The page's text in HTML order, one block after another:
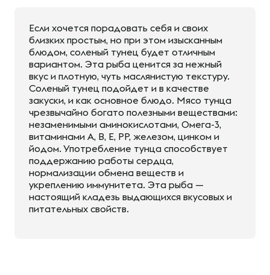
Если хочется порадовать себя и своих
близких простым, но при этом изысканным
блюдом, соленый тунец будет отличным
вариантом. Эта рыба ценится за нежный
вкус и плотную, чуть маслянистую текстуру.
Соленый тунец подойдет и в качестве
закуски, и как основное блюдо. Мясо тунца
чрезвычайно богато полезными веществами:
незаменимыми аминокислотами, Омега-3,
витаминами A, B, E, PP, железом, цинком и
йодом. Употребление тунца способствует
поддержанию работы сердца,
нормализации обмена веществ и
укреплению иммунитета. Эта рыба —
настоящий кладезь выдающихся вкусовых и
питательных свойств.